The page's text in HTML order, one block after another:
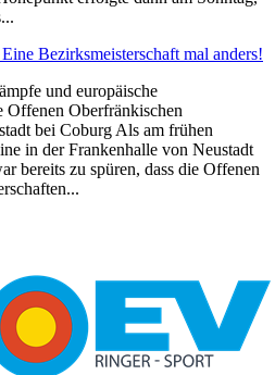
Bezirksmeisterschaft mal anders!
und europäische
Oberfränkischen
bei Coburg Als am frühen
in der Frankenhalle von Neustadt
bereits zu spüren, dass die Offenen